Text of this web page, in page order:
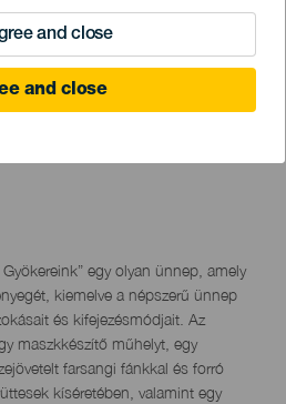
and close
and close
egy olyan ünnep, amely
kiemelve a népszerű ünnep
és kifejezésmódjait. Az
maszkkészítő műhelyt, egy
farsangi fánkkal és forró
kíséretében, valamint egy